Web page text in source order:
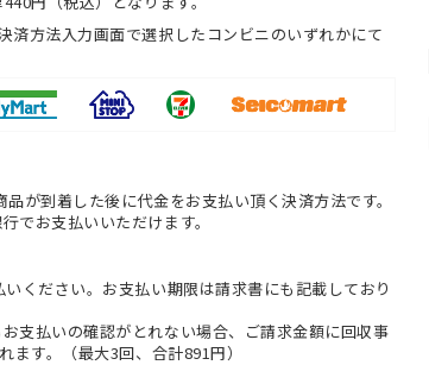
済方法入力画面で選択したコンビニのいずれかにて
が到着した後に代金をお支払い頂く決済方法です。
でお支払いいただけます。
ください。お支払い期限は請求書にも記載しており
支払いの確認がとれない場合、ご請求金額に回収事
ます。（最大3回、合計891円）